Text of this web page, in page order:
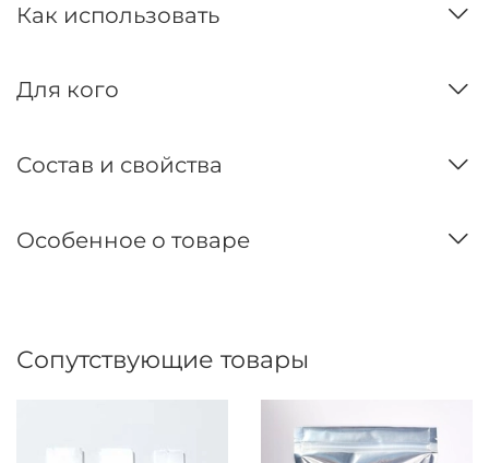
Как использовать
Для кого
Состав и свойства
Особенное о товаре
Сопутствующие товары